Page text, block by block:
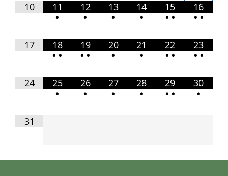
10
11
•
12
•
13
•
14
•
15
• •
16
• •
17
18
• •
19
• •
20
•
21
•
22
• •
23
• •
24
25
•
26
•
27
•
28
•
29
• •
30
•
31